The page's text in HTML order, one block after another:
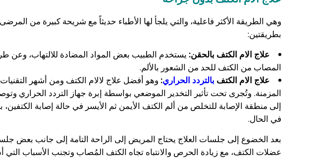
وهي الطريقة الأكثر فاعلية، والتي يلجأ لها الأطباء حديثاً مع شريحة كبيرة من
بطريقتين:
علاج الام الكتف بالحقن: يستخدم الطبيب بعض المواد المضادة للالتهاب، وعن
المصاب من الكتف للحد من الشعور بالألم.
علاج الام الكتف بالتردد الحراري: وهو أفضل علاج لالام الكتف ومن أشهر
المزمنة. وتُجرى تحت تأثير التخدير الموضعي بواسطة إبرة جهاز التردد الحراري
إلى منطقة الإصابة للتخلص من ألم الكتف الأيمن ثم الأيسر في حالة إصابة
في الحال.
بعد الخضوع إلى جلسات العلاج يحتاج المريض إلى الراحة التامة إلى جانب بعض
عضلات الكتف، مع زيادة الحرص والانتباه تجاه الكتف المُصاب وتجنب الأسباب